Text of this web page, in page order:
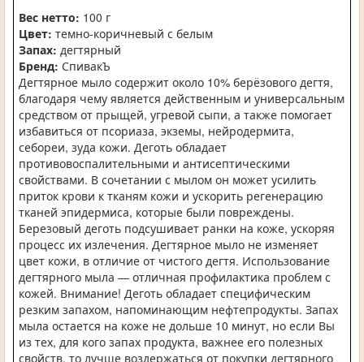
Вес нетто: 100 г
Цвет: темно-коричневый с белым
Запах: дегтярный
Бренд: СпивакЪ
Дегтярное мыло содержит около 10% берёзового дегтя,
благодаря чему является действенным и универсальным
средством от прыщей, угревой сыпи, а также помогает
избавиться от псориаза, экземы, нейродермита,
себореи, зуда кожи. Деготь обладает
противовоспалительными и антисептическими
свойствами. В сочетании с мылом он может усилить
приток крови к тканям кожи и ускорить регенерацию
тканей эпидермиса, которые были повреждены.
Березовый деготь подсушивает ранки на коже, ускоряя
процесс их излечения. Дегтярное мыло не изменяет
цвет кожи, в отличие от чистого дегтя. Использование
дегтярного мыла — отличная профилактика проблем с
кожей. Внимание! Деготь обладает специфическим
резким запахом, напоминающим нефтепродукты. Запах
мыла остается на коже не дольше 10 минут, но если Вы
из тех, для кого запах продукта, важнее его полезных
свойств, то лучше воздержаться от покупки дегтярного